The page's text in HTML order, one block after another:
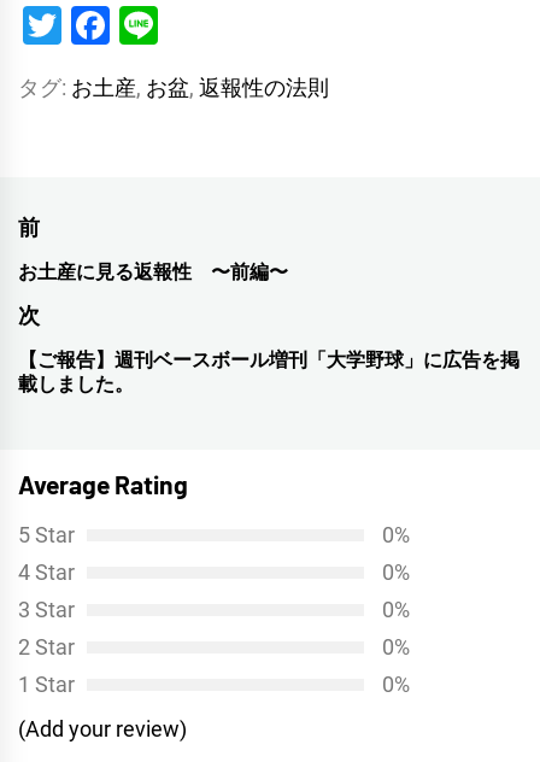
TwitterFacebook
タグ: お土産, お盆, 返報性の法則
投
稿
ナ
ビ
ゲ
シ
ョ
ン
前
前
の
投
稿:
お土産に見る返報性 〜前編〜
次
次
の
【ご報告】週刊ベースボール増刊「大学野球」に広告を掲
載しました。
Average Rating
5 Star
0%
4 Star
0%
3 Star
0%
2 Star
0%
1 Star
0%
(Add your review)